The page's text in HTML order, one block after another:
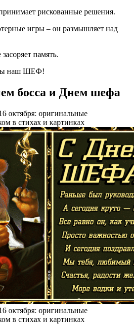
рискованные решения.
игры – он размышляет над
память.
наш ШЕФ!
босса и Днем шефа